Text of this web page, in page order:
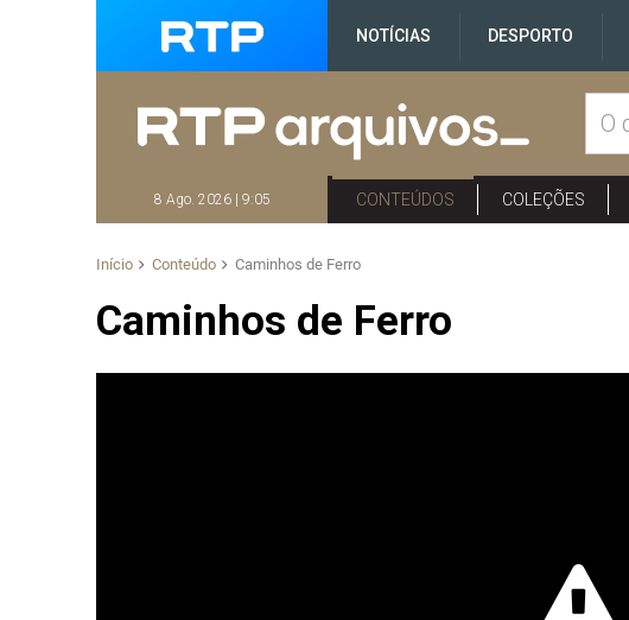
NOTÍCIAS DESPORTO
8 Ago. 2026 | 9:05 CONTEÚDOS COLEÇÕES
Início Conteúdo Caminhos de Ferro
Caminhos de Ferro